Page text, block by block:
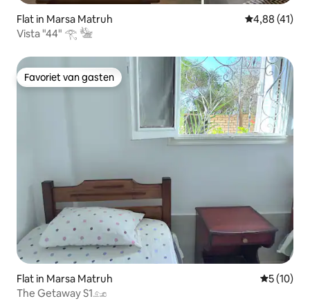
Flat in Marsa Matruh Gemiddelde
4,88 (41)
Vista "44" 𓂀 𓅋
Favoriet van gasten
Favoriet van gasten
Flat in Marsa Matruh
5 (10)
The Getaway S1𓃭